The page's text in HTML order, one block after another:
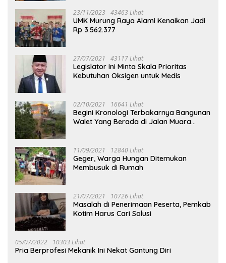
23/11/2023 43463 Lihat
UMK Murung Raya Alami Kenaikan Jadi
Rp 3.562.377
27/07/2021 43117 Lihat
Legislator Ini Minta Skala Prioritas
Kebutuhan Oksigen untuk Medis
02/10/2021 16641 Lihat
Begini Kronologi Terbakarnya Bangunan
Walet Yang Berada di Jalan Muara
11/09/2021 12840 Lihat
Geger, Warga Hungan Ditemukan
Membusuk di Rumah
21/07/2021 10726 Lihat
Masalah di Penerimaan Peserta, Pemkab
Kotim Harus Cari Solusi
05/07/2022 10303 Lihat
Pria Berprofesi Mekanik Ini Nekat Gantung Diri